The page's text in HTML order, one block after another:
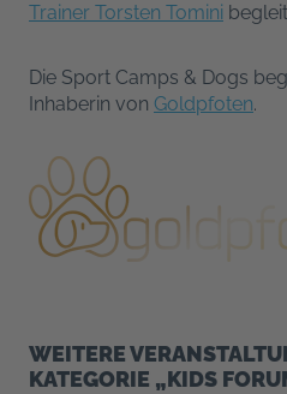
Trainer Torsten Tomini
Die Sport Camps & Dogs
Inhaberin von Goldpfoten.
WEITERE
KATEGORIE „KIDS